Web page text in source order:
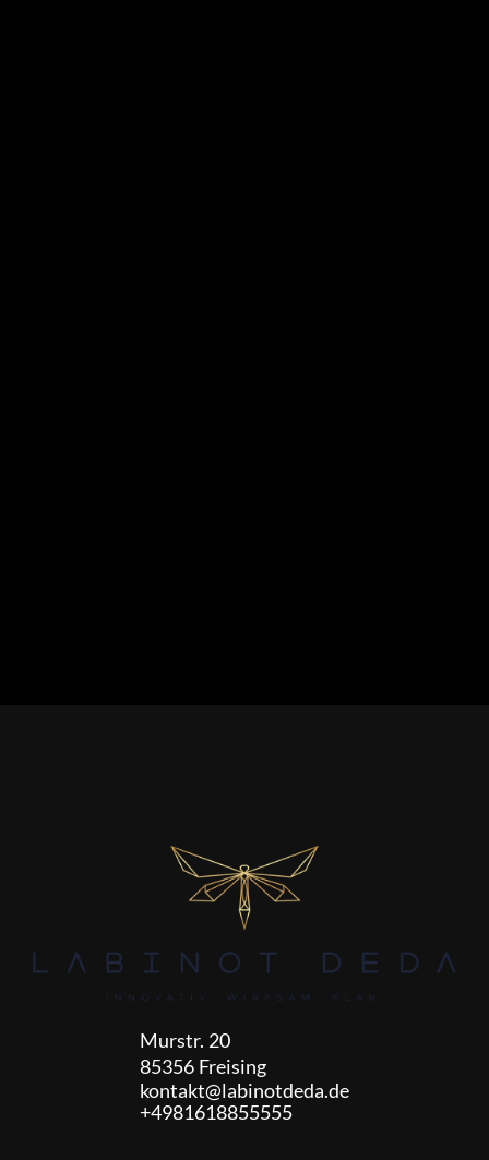
Murstr. 20
85356 Freising
kontakt@labinotdeda.de
+4981618855555